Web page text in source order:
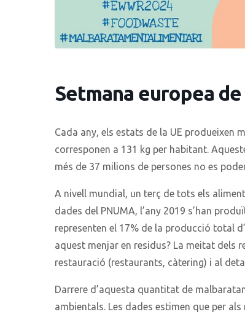
Setmana europea
Cada any, els estats de la UE produeixen
corresponen a 131 kg per habitant.
més de 37 milions de persones no es
A nivell mundial, un terç de tots els
dades del PNUMA, l’any 2019 s’han
representen el 17% de la producció total
aquest menjar en residus? La meitat dels
restauració (restaurants, càtering) i al
Darrere d’aquesta quantitat de
ambientals. Les dades estimen que per